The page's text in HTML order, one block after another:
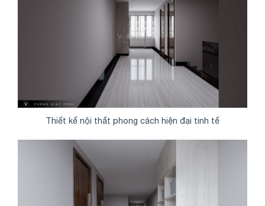
Thiết kế nội thất phong cách hiện đại tinh tế